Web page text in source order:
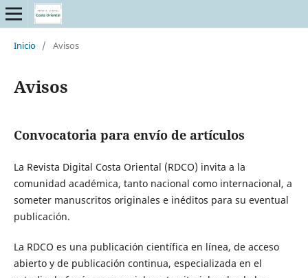
Inicio / Avisos
Avisos
Convocatoria para envío de artículos
La Revista Digital Costa Oriental (RDCO) invita a la
comunidad académica, tanto nacional como internacional, a
someter manuscritos originales e inéditos para su eventual
publicación.
La RDCO es una publicación científica en línea, de acceso
abierto y de publicación continua, especializada en el